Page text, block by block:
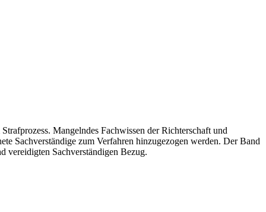
Mangelndes Fachwissen der Richterschaft und
Sachverständige zum Verfahren hinzugezogen werden. Der Band
vereidigten Sachverständigen Bezug.